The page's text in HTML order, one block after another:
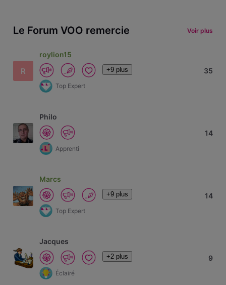
Le Forum VOO remercie Voir plus
R
roylion15
+9 plus
Top Expert
35
Philo
Apprenti
14
Marcs
+9 plus
Top Expert
14
Jacques
+2 plus
Éclairé
9